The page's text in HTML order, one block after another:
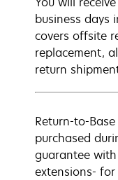
business days
covers offsite
replacement,
return
Return-to-
purchased
guarantee
extensions-